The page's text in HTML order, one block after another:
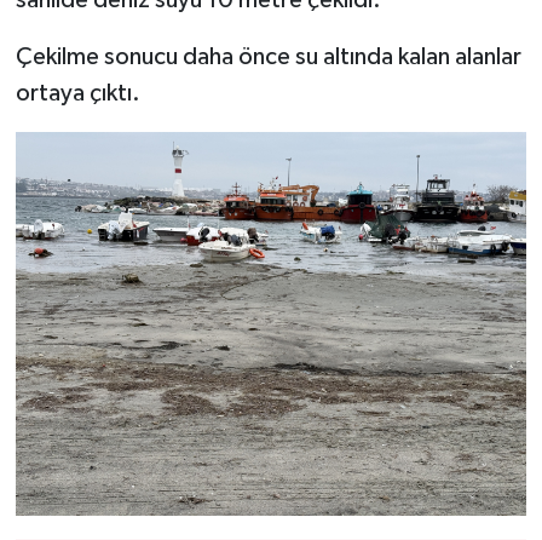
Çekilme sonucu daha önce su altında kalan alanlar
ortaya çıktı.